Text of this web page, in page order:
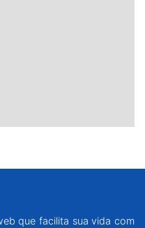
que facilita sua vida com